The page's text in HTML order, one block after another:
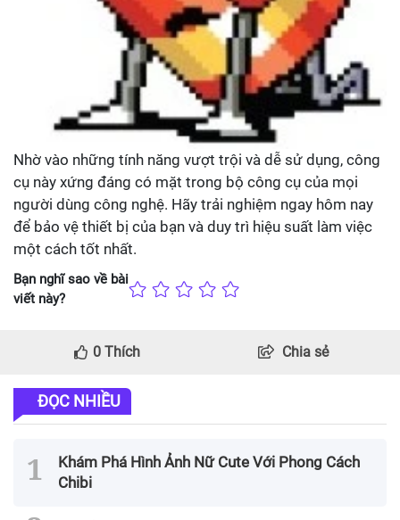
Nhờ vào những tính năng vượt trội và dễ sử dụng, công
cụ này xứng đáng có mặt trong bộ công cụ của mọi
người dùng công nghệ. Hãy trải nghiệm ngay hôm nay
để bảo vệ thiết bị của bạn và duy trì hiệu suất làm việc
một cách tốt nhất.
Bạn nghĩ sao về bài
viết này?
0 Thích Chia sẻ
ĐỌC NHIỀU
Khám Phá Hình Ảnh Nữ Cute Với Phong Cách
Chibi